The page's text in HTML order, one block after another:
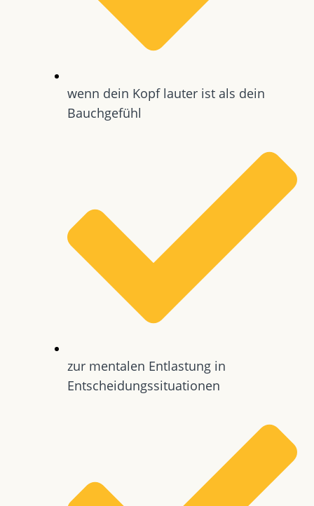
wenn dein Kopf lauter ist als dein
Bauchgefühl
zur mentalen Entlastung in
Entscheidungssituationen